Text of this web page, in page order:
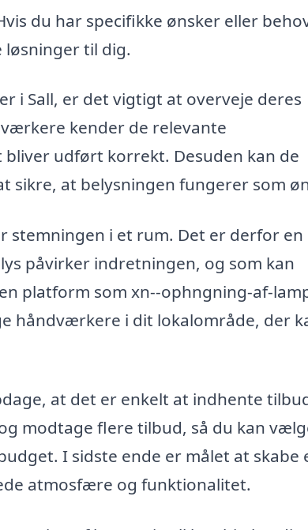
du har specifikke ønsker eller
løsninger til dig.
i Sall, er det vigtigt at overveje deres
kender de relevante
udført korrekt. Desuden kan de
sikre, at belysningen fungerer som
stemningen i et rum. Det er derfor en
påvirker indretningen, og som kan
platform som xn--ophngning-af-
håndværkere i dit lokalområde, der
at det er enkelt at indhente
modtage flere tilbud, så du kan
I sidste ende er målet at skabe
atmosfære og funktionalitet.